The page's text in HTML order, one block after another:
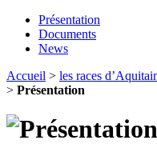
Présentation
Documents
News
Accueil > les races
> Présentation